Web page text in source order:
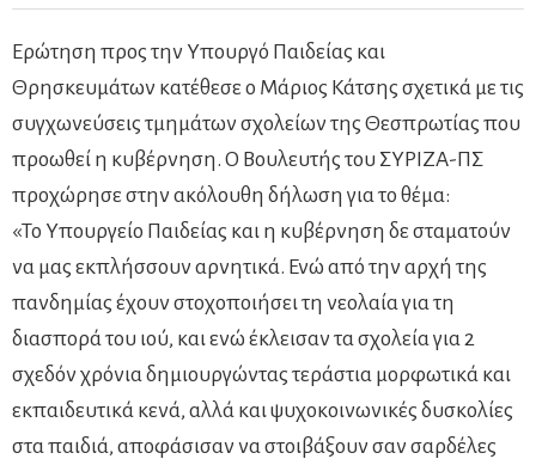
Ερώτηση προς την Υπουργό Παιδείας και
Θρησκευμάτων κατέθεσε ο Μάριος Κάτσης σχετικά με τις
συγχωνεύσεις τμημάτων σχολείων της Θεσπρωτίας που
προωθεί η κυβέρνηση. Ο Βουλευτής του ΣΥΡΙΖΑ-ΠΣ
προχώρησε στην ακόλουθη δήλωση για το θέμα:
«Το Υπουργείο Παιδείας και η κυβέρνηση δε σταματούν
να μας εκπλήσσουν αρνητικά. Ενώ από την αρχή της
πανδημίας έχουν στοχοποιήσει τη νεολαία για τη
διασπορά του ιού, και ενώ έκλεισαν τα σχολεία για 2
σχεδόν χρόνια δημιουργώντας τεράστια μορφωτικά και
εκπαιδευτικά κενά, αλλά και ψυχοκοινωνικές δυσκολίες
στα παιδιά, αποφάσισαν να στοιβάξουν σαν σαρδέλες